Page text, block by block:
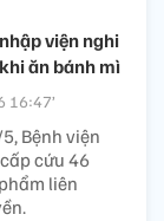
viện nghi
ăn bánh mì
16:47’
Bệnh viện
cứu 46
liên